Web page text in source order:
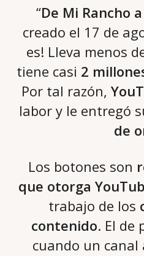
“De Mi Rancho
creado el 17 de
es! Lleva menos
tiene casi 2
Por tal razón,
labor y le entregó
de
Los botones son
que otorga
trabajo de los
contenido. El de
cuando un canal